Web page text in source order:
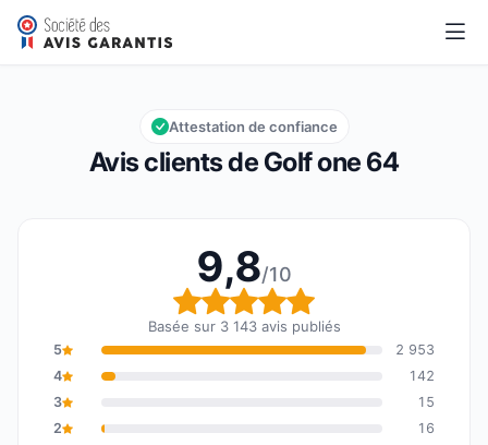
Golf one 64
Note globale : 9,8 sur 10
9,8/10
Avis clients de Golf one 64
Attestation de confiance
9,8/10
Note globale : 9,8 sur
Basée sur 3 143 avis publiés
5
2 953
4
142
3
15
2
16